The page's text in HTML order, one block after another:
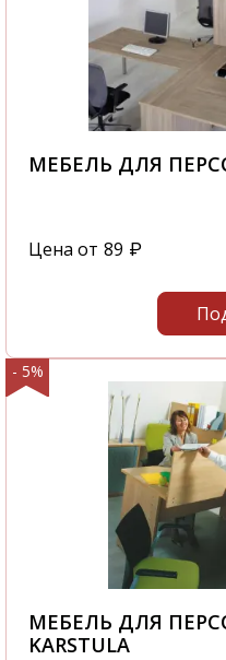
МЕБЕЛЬ ДЛЯ
Цена от 89 ₽
- 5%
МЕБЕЛЬ ДЛЯ
KARSTULA